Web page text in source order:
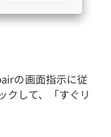
の画面指示に従
クして、「すぐリ